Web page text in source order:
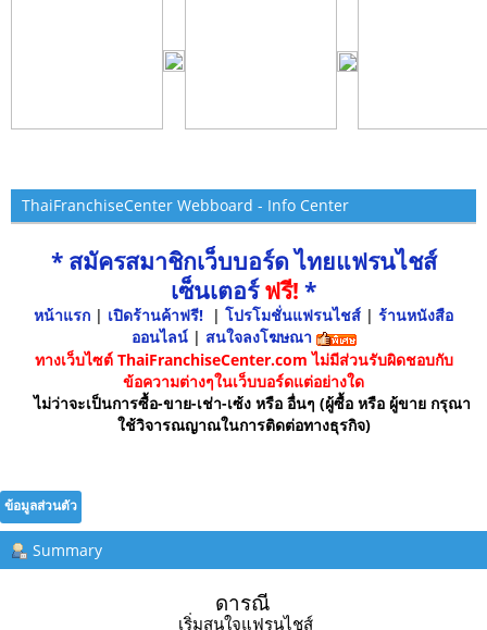
ThaiFranchiseCenter Webboard - Info Center
* สมัครสมาชิกเว็บบอร์ด ไทยแฟรนไชส์
เซ็นเตอร์ฟรี! *
หน้าแรก | เปิดร้านค้าฟรี! | โปรโมชั่นแฟรนไชส์ | ร้านหนังสือ
ออนไลน์ | สนใจลงโฆษณา
ทางเว็บไซต์ ThaiFranchiseCenter.com ไม่มีส่วนรับผิดชอบกับ
ข้อความต่างๆในเว็บบอร์ดแต่อย่างใด
ไม่ว่าจะเป็นการซื้อ-ขาย-เช่า-เซ้ง หรือ อื่นๆ (ผู้ซื้อ หรือ ผู้ขาย กรุณา
ใช้วิจารณญาณในการติดต่อทางธุรกิจ)
ข้อมูลส่วนตัว
Summary
ดารณี
เริ่มสนใจแฟรนไชส์